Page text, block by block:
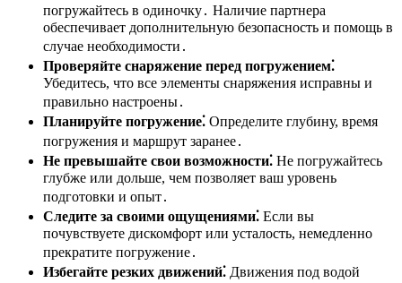
погружайтесь в одиночку․ Наличие партнера
обеспечивает дополнительную безопасность и помощь в
случае необходимости․
Проверяйте снаряжение перед погружением⁚
Убедитесь, что все элементы снаряжения исправны и
правильно настроены․
Планируйте погружение⁚ Определите глубину, время
погружения и маршрут заранее․
Не превышайте свои возможности⁚ Не погружайтесь
глубже или дольше, чем позволяет ваш уровень
подготовки и опыт․
Следите за своими ощущениями⁚ Если вы
почувствуете дискомфорт или усталость, немедленно
прекратите погружение․
Избегайте резких движений⁚ Движения под водой